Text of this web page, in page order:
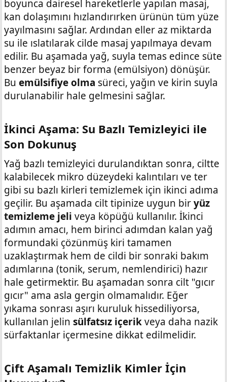
boyunca dairesel hareketlerle yapılan masaj,
kan dolaşımını hızlandırırken ürünün tüm yüze
yayılmasını sağlar. Ardından eller az miktarda
su ile ıslatılarak cilde masaj yapılmaya devam
edilir. Bu aşamada yağ, suyla temas edince süte
benzer beyaz bir forma (emülsiyon) dönüşür.
Bu emülsifiye olma süreci, yağın ve kirin suyla
durulanabilir hale gelmesini sağlar.
İkinci Aşama: Su Bazlı Temizleyici ile
Son Dokunuş​
Yağ bazlı temizleyici durulandıktan sonra, ciltte
kalabilecek mikro düzeydeki kalıntıları ve ter
gibi su bazlı kirleri temizlemek için ikinci adıma
geçilir. Bu aşamada cilt tipinize uygun biryüz
temizleme jeli veya köpüğü kullanılır. İkinci
adımın amacı, hem birinci adımdan kalan yağ
formundaki çözünmüş kiri tamamen
uzaklaştırmak hem de cildi bir sonraki bakım
adımlarına (tonik, serum, nemlendirici) hazır
hale getirmektir. Bu aşamadan sonra cilt "gıcır
gıcır" ama asla gergin olmamalıdır. Eğer
yıkama sonrası aşırı kuruluk hissediliyorsa,
kullanılan jelin sülfatsız içerikveya daha nazik
sürfaktanlar içermesine dikkat edilmelidir.
Çift Aşamalı Temizlik Kimler İçin